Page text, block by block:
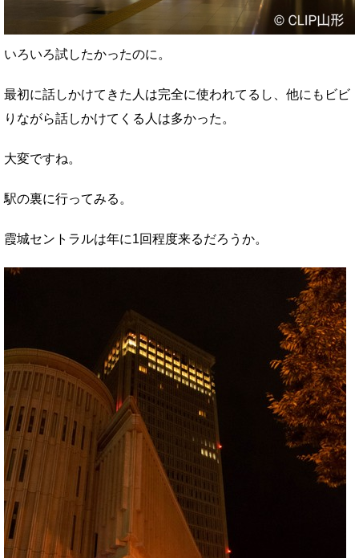
いろいろ試したかったのに。
最初に話しかけてきた人は完全に使われてるし、他にもビビ
りながら話しかけてくる人は多かった。
大変ですね。
駅の裏に行ってみる。
霞城セントラルは年に1回程度来るだろうか。